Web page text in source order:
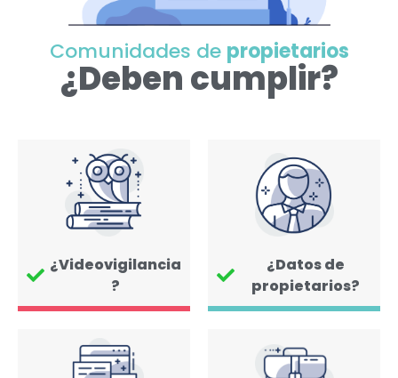
Comunidades de propietarios
¿Deben cumplir?
¿Videovigilancia
?
¿Datos de
propietarios?